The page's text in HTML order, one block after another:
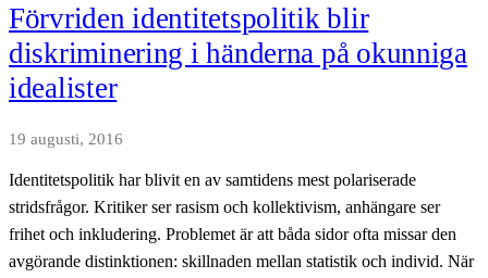
Förvriden identitetspolitik blir
diskriminering i händerna på okunniga
idealister
19 augusti, 2016
Identitetspolitik har blivit en av samtidens mest polariserade
stridsfrågor. Kritiker ser rasism och kollektivism, anhängare ser
frihet och inkludering. Problemet är att båda sidor ofta missar den
avgörande distinktionen: skillnaden mellan statistik och individ. När